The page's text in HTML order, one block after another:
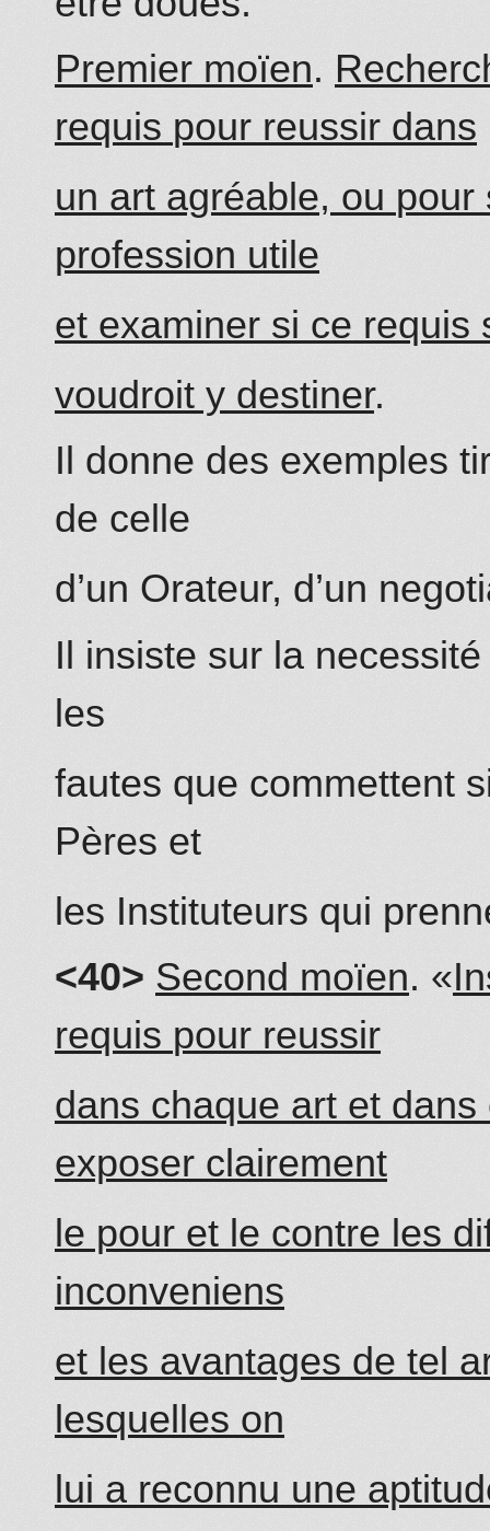
Premier moïen.
requis pour reussir dans
un art agréable, ou pour
profession utile
et examiner si ce requis
voudroit y destiner.
Il donne des exemples
de celle
d’un Orateur, d’un
Il insiste sur la
les
fautes que commettent
Pères et
les Instituteurs qui prenn
<40> Second moïen. «
requis pour reussir
dans chaque art et
exposer clairement
le pour et le contre les
inconveniens
et les avantages de tel
lesquelles on
lui a reconnu une